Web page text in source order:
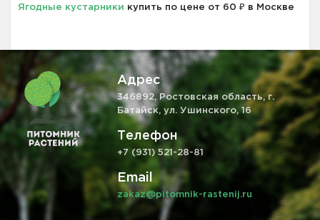
Ягодные кустарники купить по цене от 60 ₽ в Москве
Адрес
346892, Ростовская область, г.
Батайск, ул. Ушинского, 16
Телефон
+7 (931) 521-28-81
Email
zakaz@pitomnik-rastenij.ru